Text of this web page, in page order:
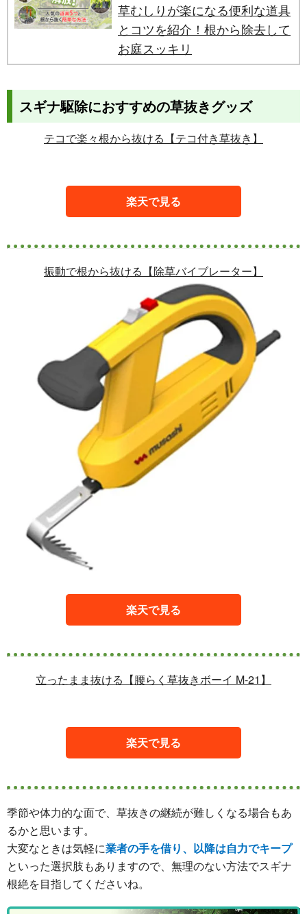
草むしりが楽になる便利な道具
とコツを紹介！根から除去して
お庭スッキリ
スギナ駆除におすすめの草抜きグッズ
テコで楽々根から抜ける【テコ付き草抜き】
楽天で見る
振動で根から抜ける【除草バイブレーター】
楽天で見る
立ったまま抜ける【腰らく草抜きボーイ M-21】
楽天で見る
季節や体力的な面で、草抜きの継続が難しくなる場合もあ
るかと思います。
大変なときは気軽に業者の手を借り、以降は自力でキープ
といった選択肢もありますので、無理のない方法でスギナ
根絶を目指してくださいね。